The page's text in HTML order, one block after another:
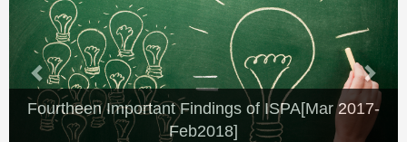
Fourtheen Important Findings of ISPA[Mar 2017-
Feb2018]